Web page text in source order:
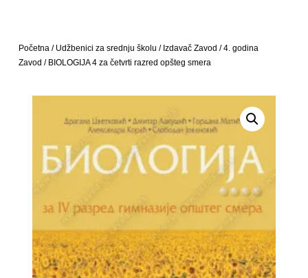
Početna/ Udžbenici za srednju školu / Izdavač Zavod /4. godina
Zavod / BIOLOGIJA 4 za četvrti razred opšteg smera